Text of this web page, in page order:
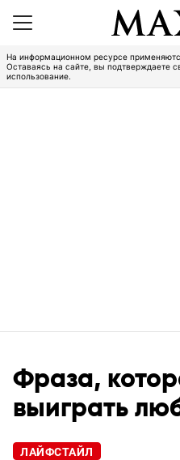
На информационном ресурсе
Оставаясь на сайте, вы подтверждаете
использование.
Фраза,
выиграть
ЛАЙФСТАЙЛ